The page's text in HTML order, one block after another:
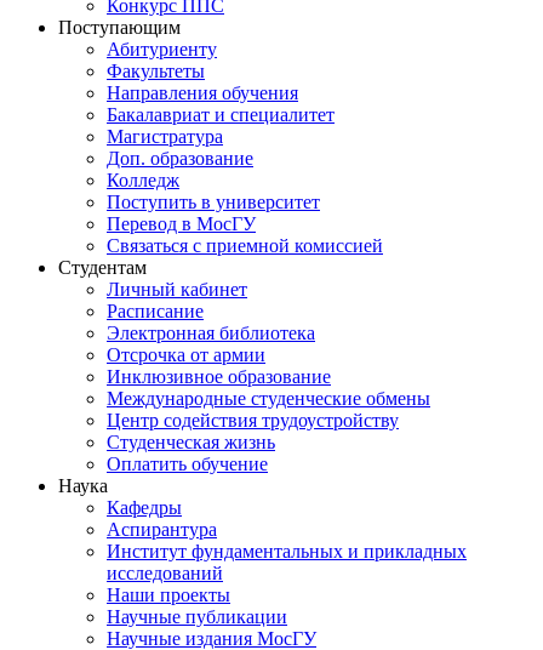
Конкурс ППС
Поступающим
Абитуриенту
Факультеты
Направления обучения
Бакалавриат и специалитет
Магистратура
Доп. образование
Колледж
Поступить в университет
Перевод в МосГУ
Связаться с приемной комиссией
Студентам
Личный кабинет
Расписание
Электронная библиотека
Отсрочка от армии
Инклюзивное образование
Международные студенческие обмены
Центр содействия трудоустройству
Студенческая жизнь
Оплатить обучение
Наука
Кафедры
Аспирантура
Институт фундаментальных и прикладных
исследований
Наши проекты
Научные публикации
Научные издания МосГУ